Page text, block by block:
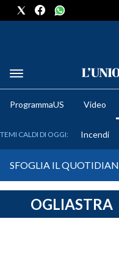
METEO
CRONACA SARDEGNA
ProgrammaUS Video
TEMI CALDI DI OGGI: Incendi
SFOGLIA IL
OGLIASTRA